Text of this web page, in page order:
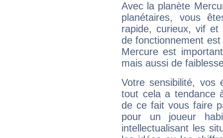
Avec la planète
planétaires, vous
rapide, curieux, vif et
de fonctionnement
Mercure est
mais aussi de
Votre sensibilité,
tout cela a tendance
de ce fait vous faire
pour un joueur
intellectualisant les